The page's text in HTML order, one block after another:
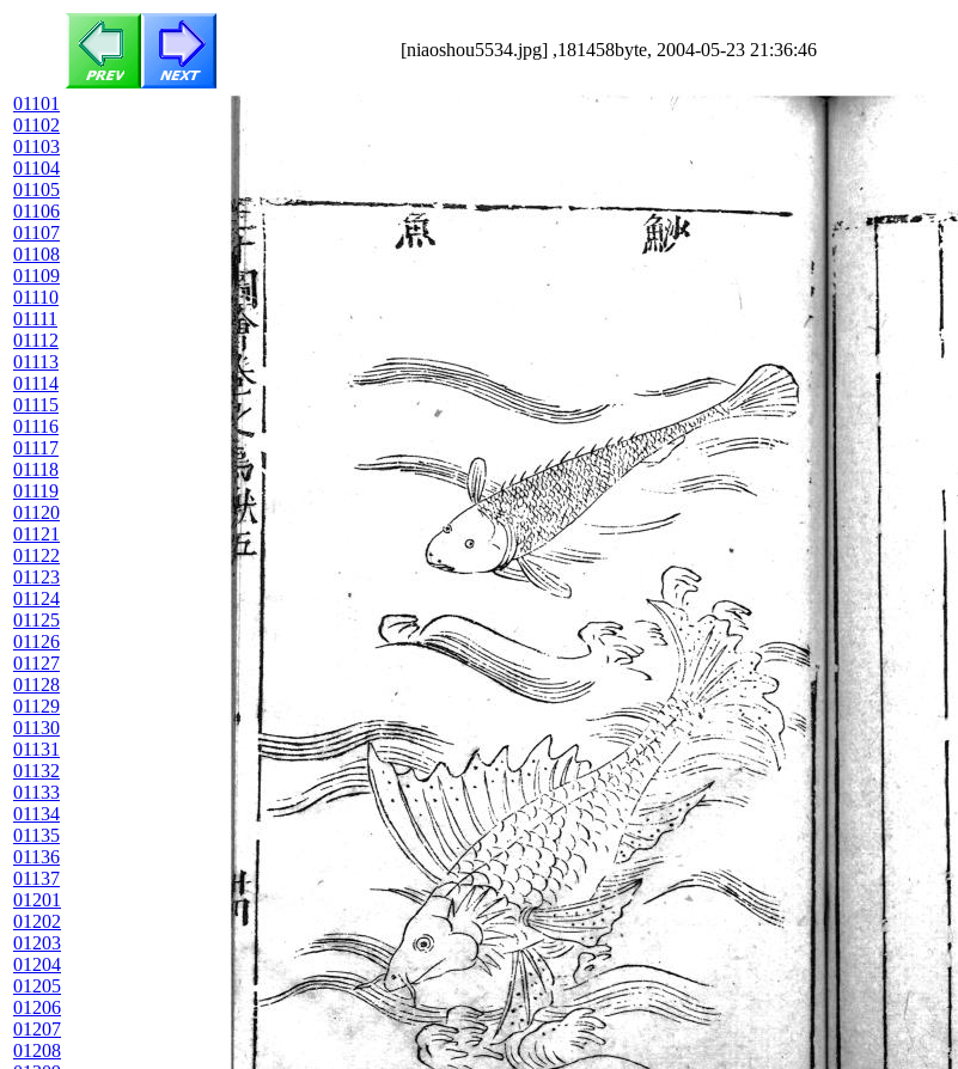
[niaoshou5534.jpg] ,181458byte, 2004-05-23 21:36:46
01101
01102
01103
01104
01105
01106
01107
01108
01109
01110
01111
01112
01113
01114
01115
01116
01117
01118
01119
01120
01121
01122
01123
01124
01125
01126
01127
01128
01129
01130
01131
01132
01133
01134
01135
01136
01137
01201
01202
01203
01204
01205
01206
01207
01208